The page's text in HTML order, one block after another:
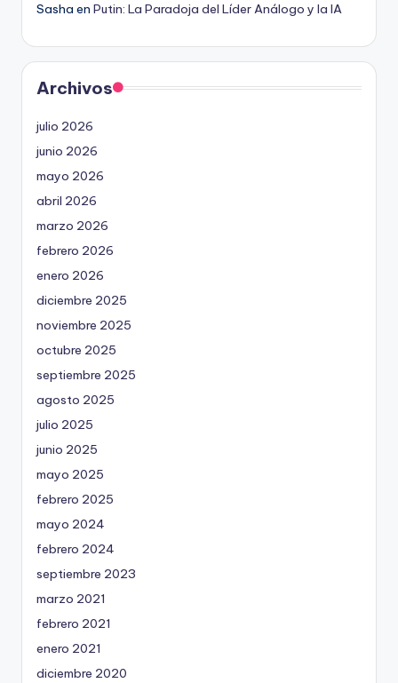
Sasha en Putin: La Paradoja del Líder Análogo y la IA
Archivos
julio 2026
junio 2026
mayo 2026
abril 2026
marzo 2026
febrero 2026
enero 2026
diciembre 2025
noviembre 2025
octubre 2025
septiembre 2025
agosto 2025
julio 2025
junio 2025
mayo 2025
febrero 2025
mayo 2024
febrero 2024
septiembre 2023
marzo 2021
febrero 2021
enero 2021
diciembre 2020